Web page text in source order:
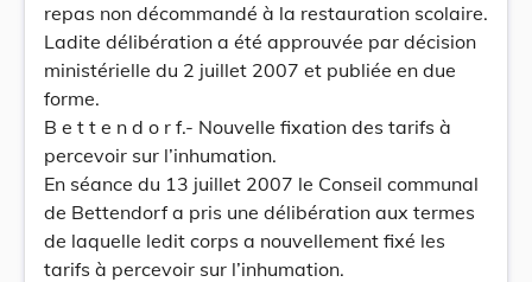
repas non décommandé à la restauration scolaire.
Ladite délibération a été approuvée par décision
ministérielle du 2 juillet 2007 et publiée en due
forme.
B e t t e n d o r f.- Nouvelle fixation des tarifs à
percevoir sur l’inhumation.
En séance du 13 juillet 2007 le Conseil communal
de Bettendorf a pris une délibération aux termes
de laquelle ledit corps a nouvellement fixé les
tarifs à percevoir sur l’inhumation.